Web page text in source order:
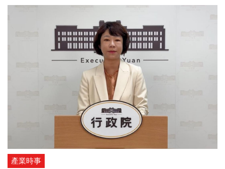
本全律師事務所所長詹順貴向《今周刊》分析，關鍵在楊珍妮當年
拔擢為政委時，是否已先辦理退休，這將決定楊能否循《公務人員
保障法》尋求救濟。行政院人事行政總處副人事長張秋元周四
（7/2）說明，公務員如辦理退休後再任政府職務，就會停領退休
金，而楊珍妮之前為常任公務員，在經濟部時已完成退休程序。張
秋元說，因此，當楊珍妮回行政院當政委時即停領退休金，「依法
不會領兩份」。他接著說，此次楊離開政委工作後，依法可和原機
關申請恢復原退休金請領。面對《今周刊》詢問聲明一事，楊珍妮
語氣略顯疲憊，僅簡短回應「謝謝關心，最近比較忙碌」，並表示
關於經貿辦同仁的聲明，她也是從媒體報導才得知。
產業時事